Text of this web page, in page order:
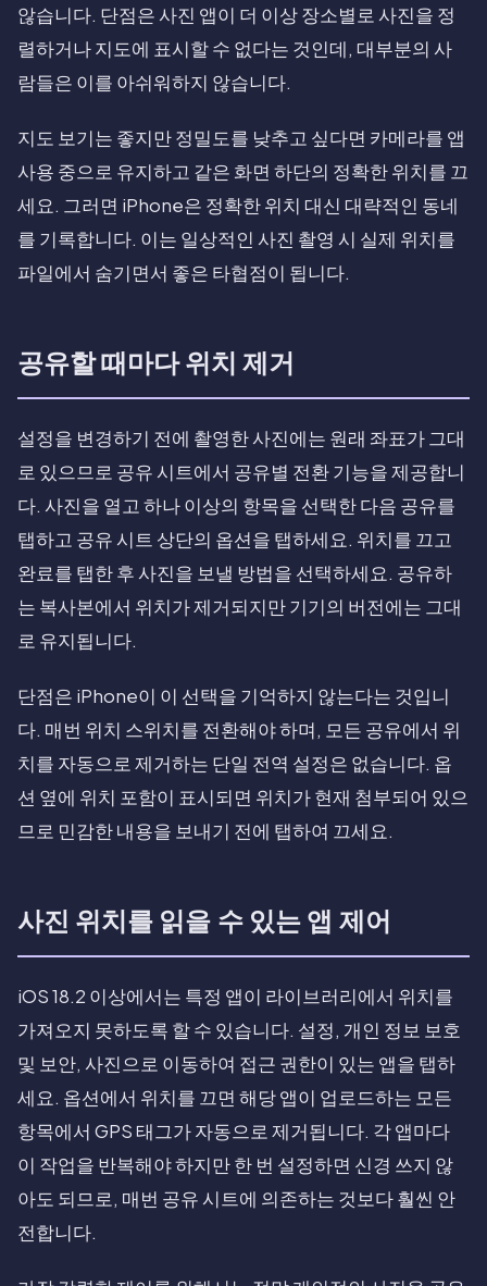
않습니다. 단점은 사진 앱이 더 이상 장소별로 사진을 정
렬하거나 지도에 표시할 수 없다는 것인데, 대부분의 사
람들은 이를 아쉬워하지 않습니다.
지도 보기는 좋지만 정밀도를 낮추고 싶다면 카메라를 앱
사용 중으로 유지하고 같은 화면 하단의 정확한 위치를 끄
세요. 그러면 iPhone은 정확한 위치 대신 대략적인 동네
를 기록합니다. 이는 일상적인 사진 촬영 시 실제 위치를
파일에서 숨기면서 좋은 타협점이 됩니다.
공유할 때마다 위치 제거
설정을 변경하기 전에 촬영한 사진에는 원래 좌표가 그대
로 있으므로 공유 시트에서 공유별 전환 기능을 제공합니
다. 사진을 열고 하나 이상의 항목을 선택한 다음 공유를
탭하고 공유 시트 상단의 옵션을 탭하세요. 위치를 끄고
완료를 탭한 후 사진을 보낼 방법을 선택하세요. 공유하
는 복사본에서 위치가 제거되지만 기기의 버전에는 그대
로 유지됩니다.
단점은 iPhone이 이 선택을 기억하지 않는다는 것입니
다. 매번 위치 스위치를 전환해야 하며, 모든 공유에서 위
치를 자동으로 제거하는 단일 전역 설정은 없습니다. 옵
션 옆에 위치 포함이 표시되면 위치가 현재 첨부되어 있으
므로 민감한 내용을 보내기 전에 탭하여 끄세요.
사진 위치를 읽을 수 있는 앱 제어
iOS 18.2 이상에서는 특정 앱이 라이브러리에서 위치를
가져오지 못하도록 할 수 있습니다. 설정, 개인 정보 보호
및 보안, 사진으로 이동하여 접근 권한이 있는 앱을 탭하
세요. 옵션에서 위치를 끄면 해당 앱이 업로드하는 모든
항목에서 GPS 태그가 자동으로 제거됩니다. 각 앱마다
이 작업을 반복해야 하지만 한 번 설정하면 신경 쓰지 않
아도 되므로, 매번 공유 시트에 의존하는 것보다 훨씬 안
전합니다.